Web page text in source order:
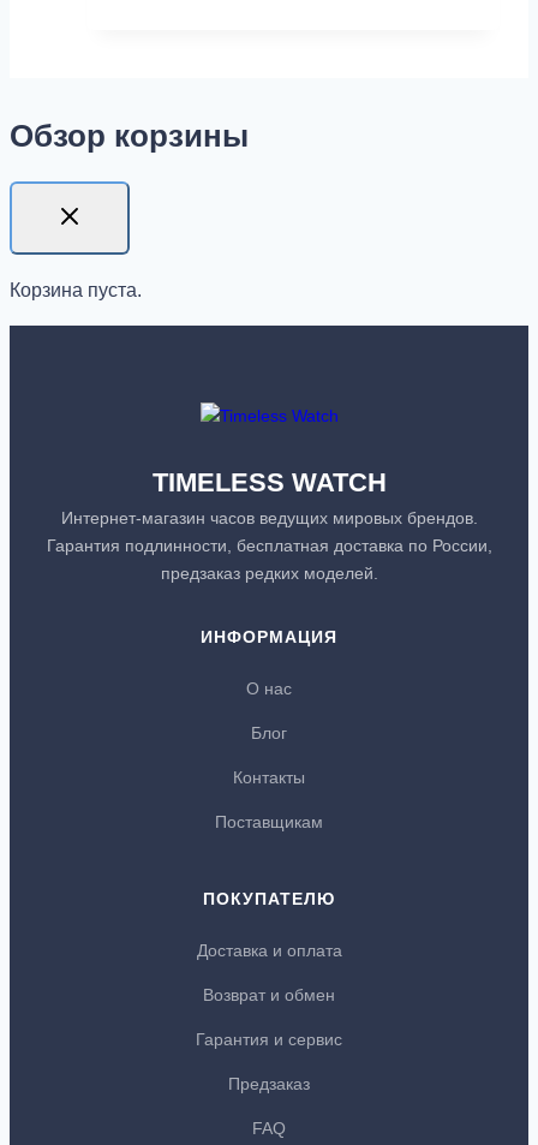
Обзор корзины
Корзина пуста.
TIMELESS WATCH
Интернет-магазин часов ведущих мировых брендов.
Гарантия подлинности, бесплатная доставка по России,
предзаказ редких моделей.
ИНФОРМАЦИЯ
О нас
Блог
Контакты
Поставщикам
ПОКУПАТЕЛЮ
Доставка и оплата
Возврат и обмен
Гарантия и сервис
Предзаказ
FAQ